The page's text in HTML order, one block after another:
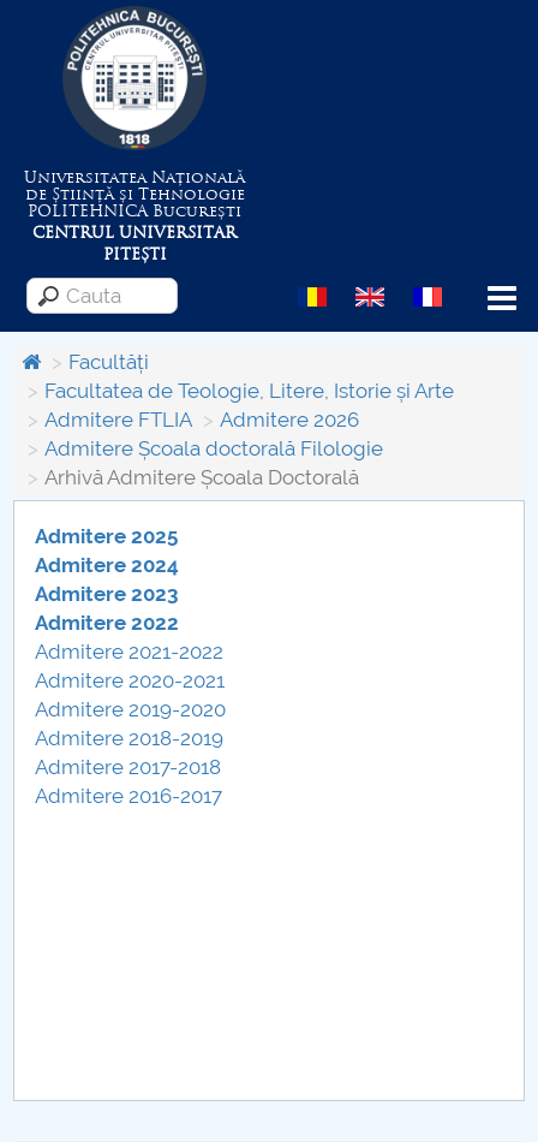
Universitatea Națională
de Știință și Tehnologie
POLITEHNICABucurești
CENTRUL UNIVERSITAR
PITEȘTI
Menu
Despre Universitate
Centrul de Management al Proiectelor
Consiliul de Administratie
Nr. de telefon si adrese Facultăți
Admitere
Români de pretutindeni - ADMITERE
Senat
Facultăți
Facultatea de Teologie, Litere, Istorie și Arte
Admitere FTLIA
Admitere 2026
Admitere Școala doctorală Filologie
Arhivă Admitere Școala Doctorală
Admitere 2025
Admitere 2024
Admitere 2023
Admitere 2022
Admitere 2021-2022
Admitere 2020-2021
Admitere 2019-2020
Admitere 2018-2019
Admitere 2017-2018
Admitere 2016-2017